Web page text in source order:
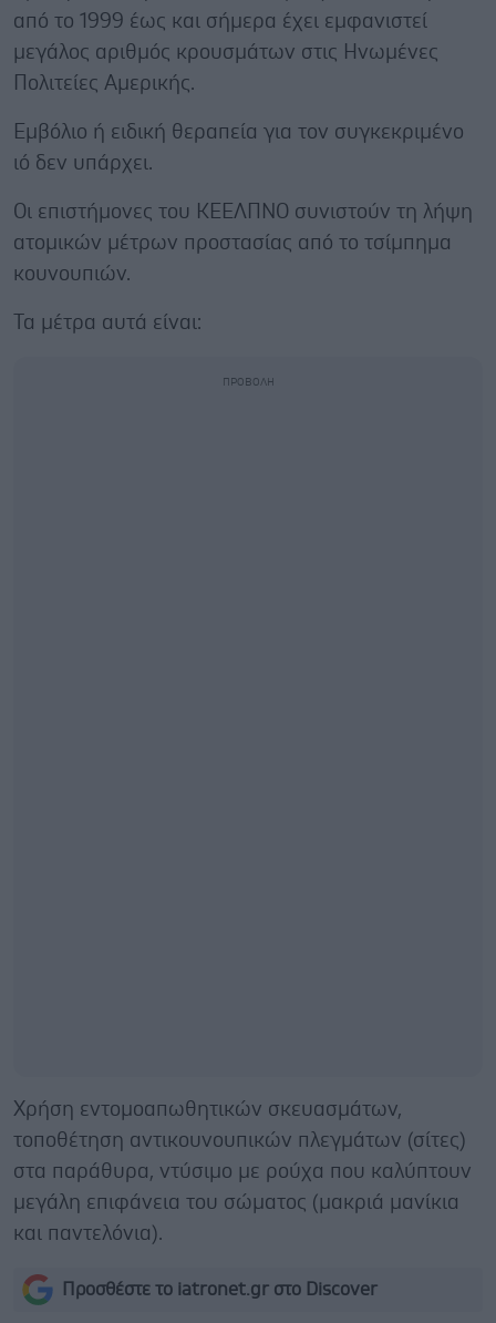
από το 1999 έως και σήμερα έχει εμφανιστεί
μεγάλος αριθμός κρουσμάτων στις Ηνωμένες
Πολιτείες Αμερικής.
Εμβόλιο ή ειδική θεραπεία για τον συγκεκριμένο
ιό δεν υπάρχει.
Οι επιστήμονες του ΚΕΕΛΠΝΟ συνιστούν τη λήψη
ατομικών μέτρων προστασίας από το τσίμπημα
κουνουπιών.
Τα μέτρα αυτά είναι:
Χρήση εντομοαπωθητικών σκευασμάτων,
τοποθέτηση αντικουνουπικών πλεγμάτων (σίτες)
στα παράθυρα, ντύσιμο με ρούχα που καλύπτουν
μεγάλη επιφάνεια του σώματος (μακριά μανίκια
και παντελόνια).
Προσθέστε το iatronet.gr στο Discover